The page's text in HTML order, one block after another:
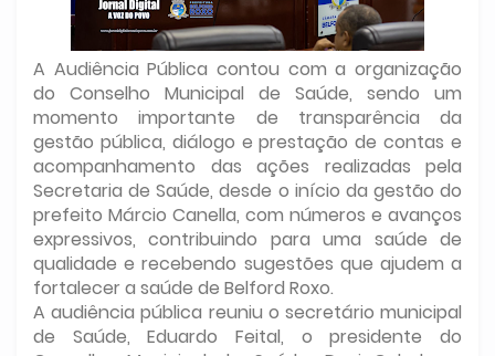
A Audiência Pública contou com a organização
do Conselho Municipal de Saúde, sendo um
momento importante de transparência da
gestão pública, diálogo e prestação de contas e
acompanhamento das ações realizadas pela
Secretaria de Saúde, desde o início da gestão do
prefeito Márcio Canella, com números e avanços
expressivos, contribuindo para uma saúde de
qualidade e recebendo sugestões que ajudem a
fortalecer a saúde de Belford Roxo.
A audiência pública reuniu o secretário municipal
de Saúde, Eduardo Feital, o presidente do